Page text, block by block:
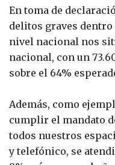
En toma de
delitos graves
nivel nacional nos
nacional, con un
sobre el 64%
Además, como
cumplir el mandato
todos nuestros
y telefónico, se